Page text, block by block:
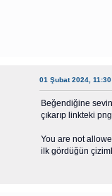
01 Şubat 2024,
Beğendiğine
çıkarıp linkteki
You are not
ilk gördüğün